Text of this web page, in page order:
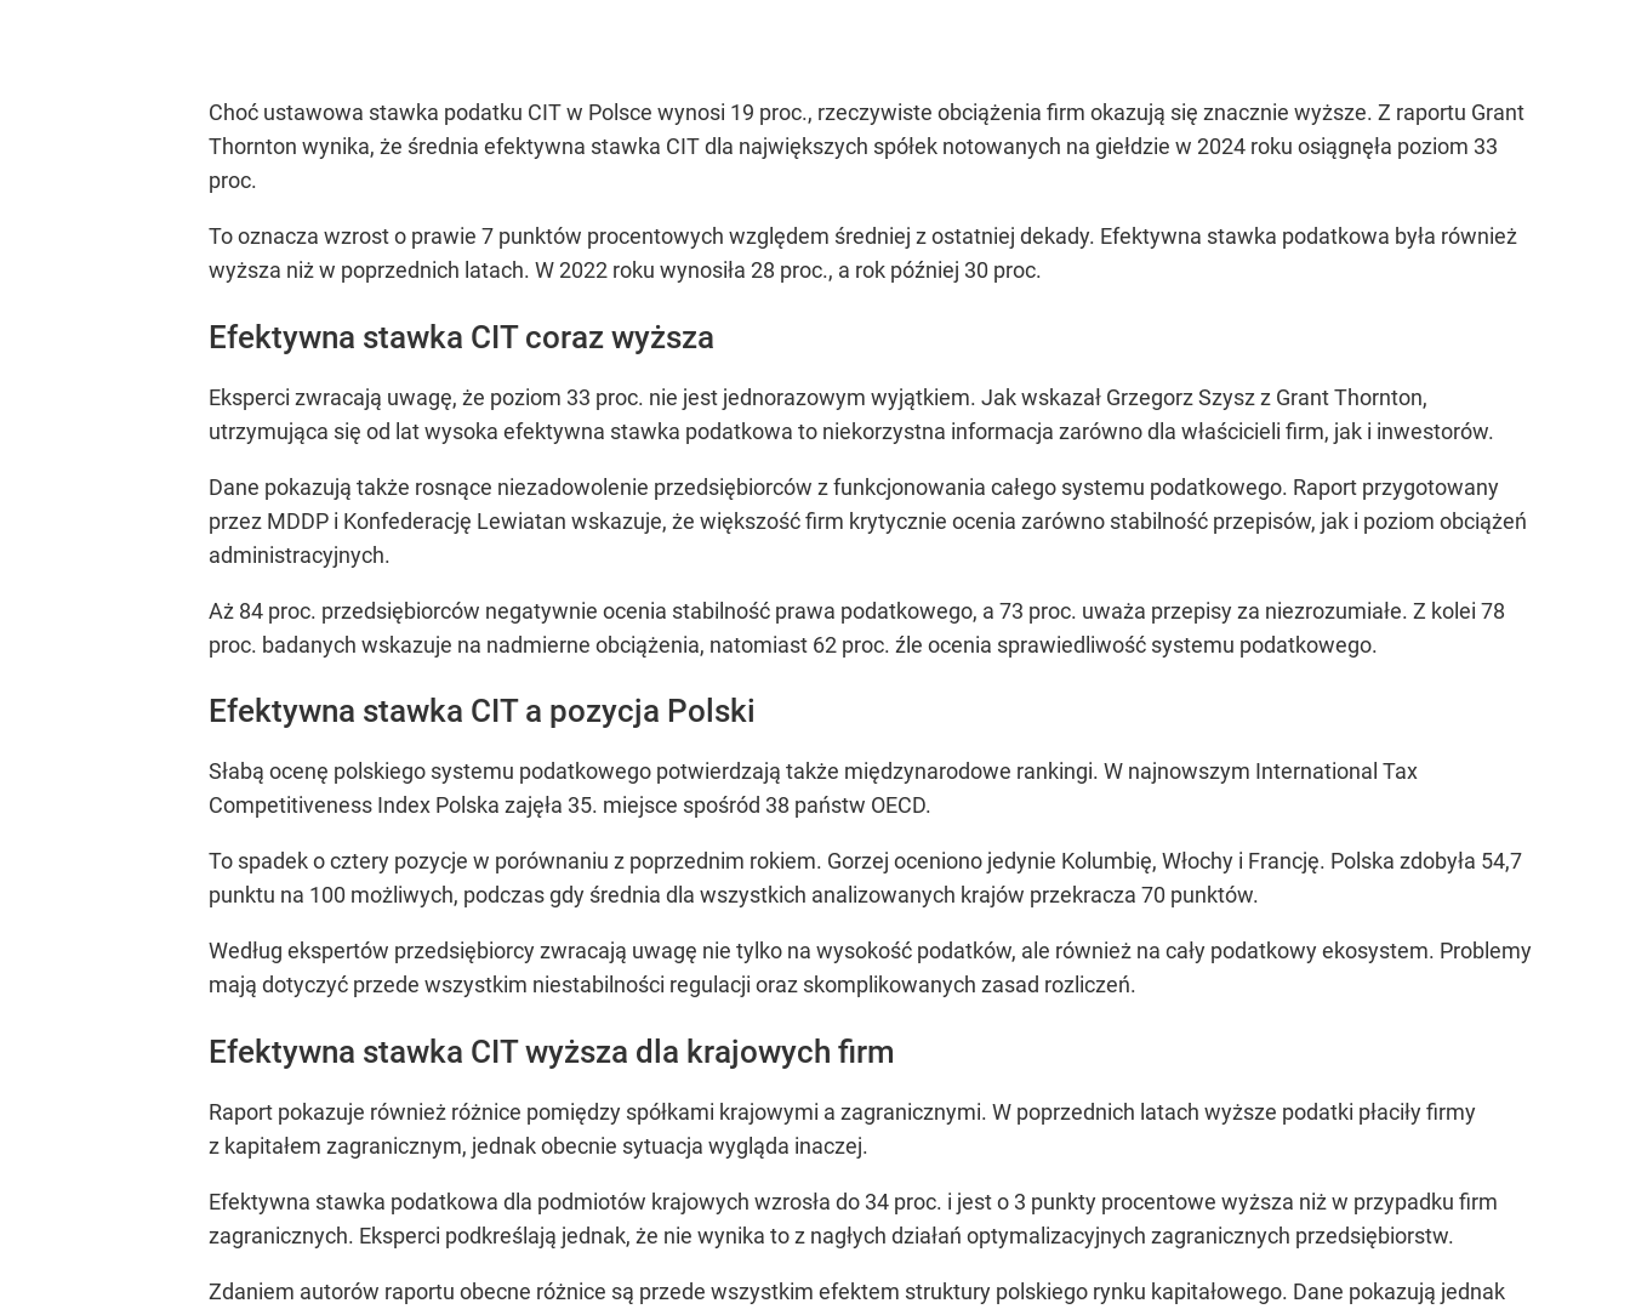
Choć ustawowa stawka podatku CIT w Polsce wynosi 19 proc., rzeczywiste obciążenia firm okazują się znacznie wyższe. Z raportu Grant
Thornton wynika, że średnia efektywna stawka CIT dla największych spółek notowanych na giełdzie w 2024 roku osiągnęła poziom 33
proc.
To oznacza wzrost o prawie 7 punktów procentowych względem średniej z ostatniej dekady. Efektywna stawka podatkowa była również
wyższa niż w poprzednich latach. W 2022 roku wynosiła 28 proc., a rok później 30 proc.
Efektywna stawka CIT coraz wyższa
Eksperci zwracają uwagę, że poziom 33 proc. nie jest jednorazowym wyjątkiem. Jak wskazał Grzegorz Szysz z Grant Thornton,
utrzymująca się od lat wysoka efektywna stawka podatkowa to niekorzystna informacja zarówno dla właścicieli firm, jak i inwestorów.
Dane pokazują także rosnące niezadowolenie przedsiębiorców z funkcjonowania całego systemu podatkowego. Raport przygotowany
przez MDDP i Konfederację Lewiatan wskazuje, że większość firm krytycznie ocenia zarówno stabilność przepisów, jak i poziom obciążeń
administracyjnych.
Aż 84 proc. przedsiębiorców negatywnie ocenia stabilność prawa podatkowego, a 73 proc. uważa przepisy za niezrozumiałe. Z kolei 78
proc. badanych wskazuje na nadmierne obciążenia, natomiast 62 proc. źle ocenia sprawiedliwość systemu podatkowego.
Efektywna stawka CIT a pozycja Polski
Słabą ocenę polskiego systemu podatkowego potwierdzają także międzynarodowe rankingi. W najnowszym International Tax
Competitiveness Index Polska zajęła 35. miejsce spośród 38 państw OECD.
To spadek o cztery pozycje w porównaniu z poprzednim rokiem. Gorzej oceniono jedynie Kolumbię, Włochy i Francję. Polska zdobyła 54,7
punktu na 100 możliwych, podczas gdy średnia dla wszystkich analizowanych krajów przekracza 70 punktów.
Według ekspertów przedsiębiorcy zwracają uwagę nie tylko na wysokość podatków, ale również na cały podatkowy ekosystem. Problemy
mają dotyczyć przede wszystkim niestabilności regulacji oraz skomplikowanych zasad rozliczeń.
Efektywna stawka CIT wyższa dla krajowych firm
Raport pokazuje również różnice pomiędzy spółkami krajowymi a zagranicznymi. W poprzednich latach wyższe podatki płaciły firmy
z kapitałem zagranicznym, jednak obecnie sytuacja wygląda inaczej.
Efektywna stawka podatkowa dla podmiotów krajowych wzrosła do 34 proc. i jest o 3 punkty procentowe wyższa niż w przypadku firm
zagranicznych. Eksperci podkreślają jednak, że nie wynika to z nagłych działań optymalizacyjnych zagranicznych przedsiębiorstw.
Zdaniem autorów raportu obecne różnice są przede wszystkim efektem struktury polskiego rynku kapitałowego. Dane pokazują jednak